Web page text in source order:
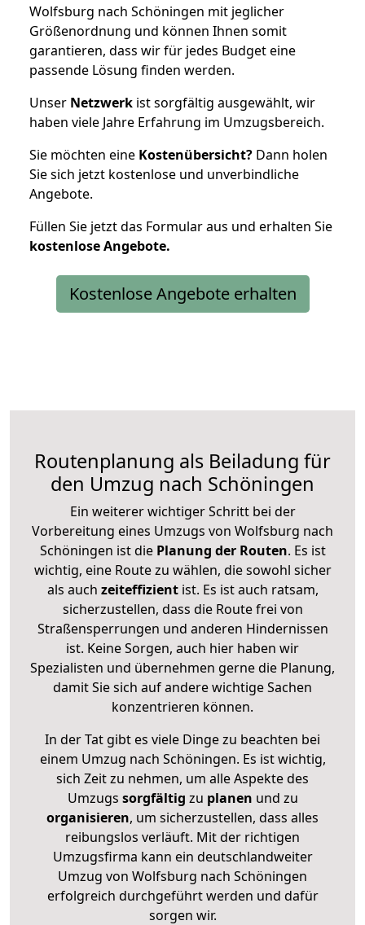
Wolfsburg nach Schöningen mit jeglicher
Größenordnung und können Ihnen somit
garantieren, dass wir für jedes Budget eine
passende Lösung finden werden.
Unser Netzwerk ist sorgfältig ausgewählt, wir
haben viele Jahre Erfahrung im Umzugsbereich.
Sie möchten eine Kostenübersicht? Dann holen
Sie sich jetzt kostenlose und unverbindliche
Angebote.
Füllen Sie jetzt das Formular aus und erhalten Sie
kostenloseAngebote.
Kostenlose Angebote erhalten
Routenplanung als Beiladung für
den Umzug nach Schöningen
Ein weiterer wichtiger Schritt bei der
Vorbereitung eines Umzugs von Wolfsburg nach
Schöningen ist diePlanung der Routen. Es ist
wichtig, eine Route zu wählen, die sowohl sicher
als auch zeiteffizientist. Es ist auch ratsam,
sicherzustellen, dass die Route frei von
Straßensperrungen und anderen Hindernissen
ist. Keine Sorgen, auch hier haben wir
Spezialisten und übernehmen gerne die Planung,
damit Sie sich auf andere wichtige Sachen
konzentrieren können.
In der Tat gibt es viele Dinge zu beachten bei
einem Umzug nach Schöningen. Es ist wichtig,
sich Zeit zu nehmen, um alle Aspekte des
Umzugs sorgfältig zu planen und zu
organisieren, um sicherzustellen, dass alles
reibungslos verläuft. Mit der richtigen
Umzugsfirma kann ein deutschlandweiter
Umzug von Wolfsburg nach Schöningen
erfolgreich durchgeführt werden und dafür
sorgen wir.